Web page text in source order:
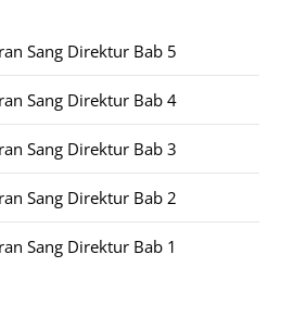
Sang Direktur Bab 5
Sang Direktur Bab 4
Sang Direktur Bab 3
Sang Direktur Bab 2
Sang Direktur Bab 1